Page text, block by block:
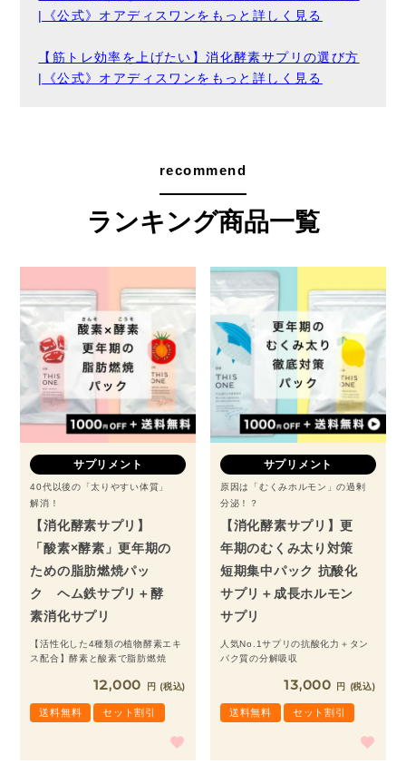
|《公式》オアディスワンをもっと詳しく見る
【筋トレ効率を上げたい】消化酵素サプリの選び方
|《公式》オアディスワンをもっと詳しく見る
recommend
ランキング商品一覧
サプリメント
40代以後の「太りやすい体質」
解消！
【消化酵素サプリ】
「酸素×酵素」更年期の
ための脂肪燃焼パッ
ク ヘム鉄サプリ＋酵
素消化サプリ
【活性化した4種類の植物酵素エキ
ス配合】酵素と酸素で脂肪燃焼
12,000 税込
送料無料 セット割引
サプリメント
原因は「むくみホルモン」の過剰
分泌！？
【消化酵素サプリ】更
年期のむくみ太り対策
短期集中パック 抗酸化
サプリ＋成長ホルモン
サプリ
人気No.1サプリの抗酸化力＋タン
パク質の分解吸収
13,000 税込
送料無料 セット割引